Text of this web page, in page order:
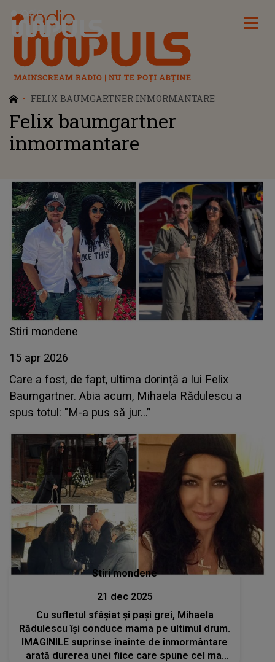
Radio Impuls
FELIX BAUMGARTNER INMORMANTARE
Felix baumgartner
inmormantare
Stiri mondene
15 apr 2026
Care a fost, de fapt, ultima dorință a lui Felix
Baumgartner. Abia acum, Mihaela Rădulescu a
spus totul: "M-a pus să jur...”
Stiri mondene
21 dec 2025
Cu sufletul sfâșiat și pași grei, Mihaela
Rădulescu își conduce mama pe ultimul drum.
IMAGINILE suprinse înainte de înmormântare
arată durerea unei fiice care spune cel mai